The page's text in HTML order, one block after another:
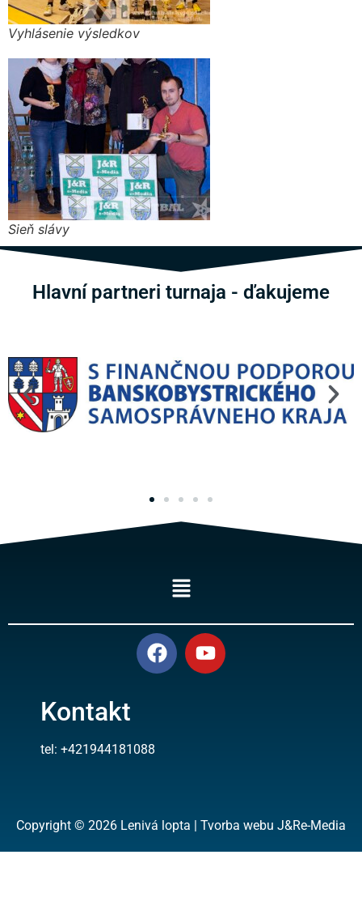
Vyhlásenie výsledkov
Sieň slávy
Hlavní partneri turnaja - ďakujeme
Kontakt
tel: +421944181088
Copyright © 2026 Lenivá lopta | Tvorba webu J&Re-Media